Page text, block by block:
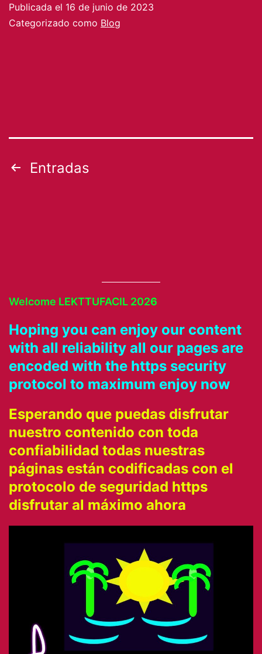
english
Publicada el 16 de junio de 2023
Categorizado como Blog
Paginación
Entradas
Welcome LEKTTUFACIL 2026
Hoping you can enjoy our content
with all reliability all our pages are
encoded with the https security
protocol to maximum enjoy now
Esperando que puedas disfrutar
nuestro contenido con toda
confiabilidad todas nuestras
páginas están codificadas con el
protocolo de seguridad https
disfrutar al máximo ahora